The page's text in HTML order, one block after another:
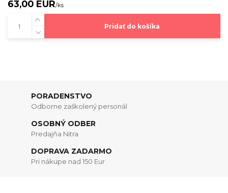
63,00 EUR/ks
Pridať do košíka
PORADENSTVO
Odborne zaškolený personál
OSOBNÝ ODBER
Predajňa Nitra
DOPRAVA ZADARMO
Pri nákupe nad 150 Eur